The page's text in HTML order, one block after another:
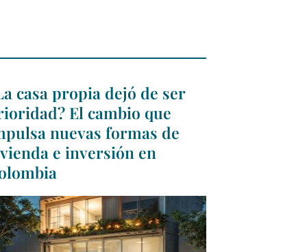
casa propia dejó de ser
El cambio que
nuevas formas de
e inversión en